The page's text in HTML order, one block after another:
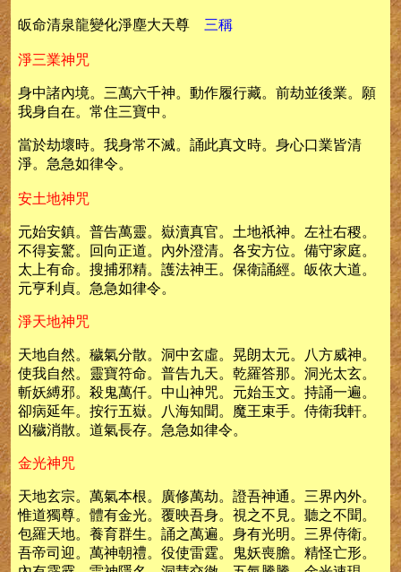
皈命清泉龍變化淨塵大天尊 三稱
淨三業神咒
身中諸內境。三萬六千神。動作履行藏。前劫並後業。願
我身自在。常住三寶中。
當於劫壞時。我身常不滅。誦此真文時。身心口業皆清
淨。急急如律令。
安土地神咒
元始安鎮。普告萬靈。嶽瀆真官。土地祇神。左社右稷。
不得妄驚。回向正道。內外澄清。各安方位。備守家庭。
太上有命。搜捕邪精。護法神王。保衛誦經。皈依大道。
元亨利貞。急急如律令。
淨天地神咒
天地自然。穢氣分散。洞中玄虛。晃朗太元。八方威神。
使我自然。靈寶符命。普告九天。乾羅答那。洞光太玄。
斬妖縛邪。殺鬼萬仟。中山神咒。元始玉文。持誦一遍。
卻病延年。按行五嶽。八海知聞。魔王束手。侍衛我軒。
凶穢消散。道氣長存。急急如律令。
金光神咒
天地玄宗。萬氣本根。廣修萬劫。證吾神通。三界內外。
惟道獨尊。體有金光。覆映吾身。視之不見。聽之不聞。
包羅天地。養育群生。誦之萬遍。身有光明。三界侍衛。
吾帝司迎。萬神朝禮。役使雷霆。鬼妖喪膽。精怪亡形。